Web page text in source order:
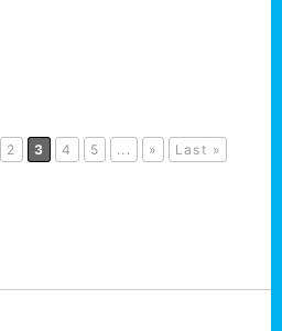
2 3 4 5 ... » Last »